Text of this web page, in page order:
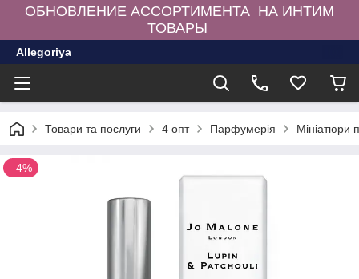
ОБНОВЛЕНИЕ АССОРТИМЕНТА НА ИНТИМ
ТОВАРЫ
Allegoriya
Товари та послуги 4 опт Парфумерія Мініатюри
–4%